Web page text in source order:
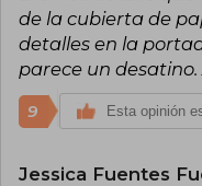
de la cubierta de
detalles en la
parece un desatino.
9 Esta opinión
Jessica Fuentes